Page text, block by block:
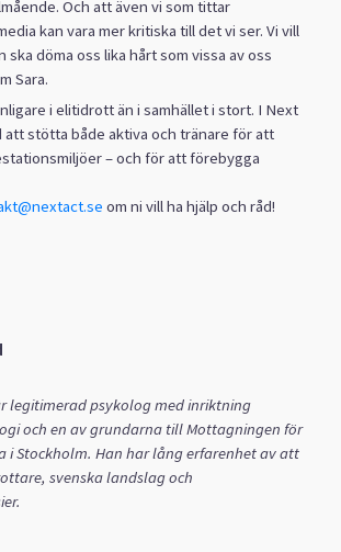
Och att även vi som tittar
kan vara mer kritiska till det vi ser. Vi vill
döma oss lika hårt som vissa av oss
Sara.
i elitidrott än i samhället i stort. I Next
att stötta både aktiva och tränare för att
– och för att förebygga
om ni vill ha hjälp och råd!
legitimerad psykolog med inriktning
och en avgrundarna till Mottagningen för
i Stockholm. Han harlång erfarenhet av att
svenska landslag och